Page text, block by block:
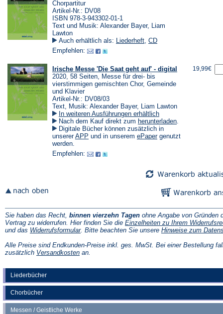
Liederbücher
Chorbücher
Messen / Geistliche Werke
Chorpartitur
Artikel-Nr.: DV08
ISBN 978-3-943302-01-1
Text und Musik: Alexander Bayer, Liam
Lawton
Auch erhältlich als: Liederheft, CD
Empfehlen:
Irische Messe 'Die Saat geht auf' - digital
2020, 58 Seiten, Messe für drei- bis
vierstimmigen gemischten Chor, Gemeinde
und Klavier
Artikel-Nr.: DV08/03
Text, Musik: Alexander Bayer, Liam Lawton
In weiteren Ausführungen erhältlich
Nach dem Kauf direkt zum herunterladen(Öffnet
einem
.
Digitale Bücher können zusätzlich in
unsererAPP (Öffnet
neuen
und in unserem ePaper(Öffnet
genutzt
werden.
Empfehlen:
19,99€
Sie haben das Recht, binnen vierzehn Tagen ohne Angabe von Gründen
Vertrag zu widerrufen. Hier finden Sie die Einzelheiten zu Ihrem
und das Widerrufsformular(Öffnet
einem
neuen
. Bitte beachten Sie unsere Hinweise zum
Alle Preise sind Endkunden-Preise inkl. ges. MwSt. Bei einer Bestellung
zusätzlich Versandkosten(Öffnet
an.